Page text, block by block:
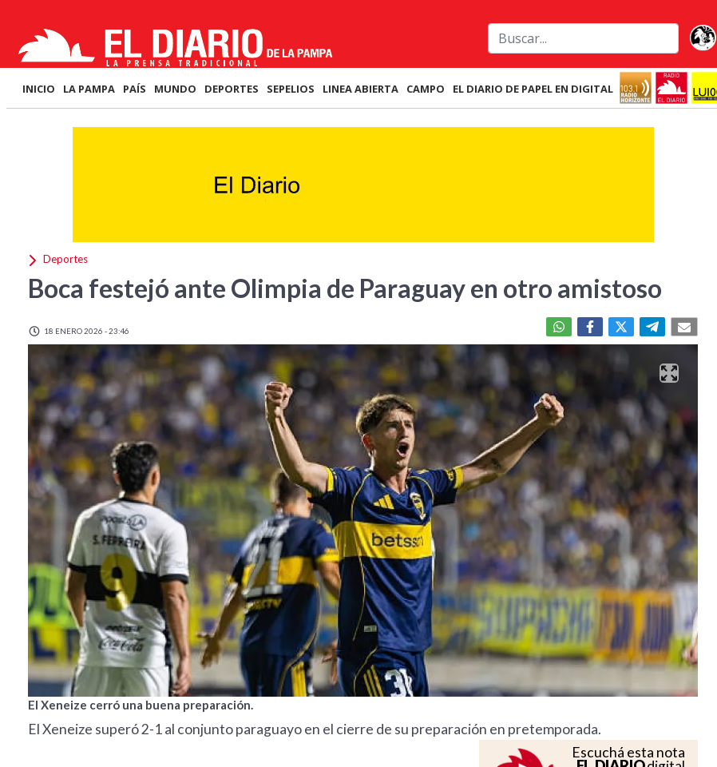
INICIO LA PAMPA PAÍS MUNDO DEPORTES SEPELIOS LINEA ABIERTA CAMPO EL DIARIO DE PAPEL EN DIGITAL
Deportes
Boca festejó ante Olimpia de Paraguay en otro amistoso
18 ENERO 2026 - 23:46
El Xeneize cerró una buena preparación.
El Xeneize superó 2-1 al conjunto paraguayo en el cierre de su preparación en pretemporada.
Escuchá esta nota